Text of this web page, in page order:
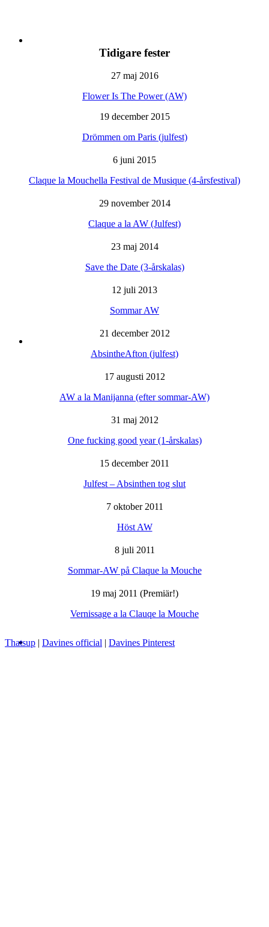
Tidigare fester
27 maj 2016
Flower Is The Power (AW)
19 december 2015
Drömmen om Paris (julfest)
6 juni 2015
Claque la Mouchella Festival de Musique (4-årsfestival)
29 november 2014
Claque a la AW (Julfest)
23 maj 2014
Save the Date (3-årskalas)
12 juli 2013
Sommar AW
21 december 2012
AbsintheAfton (julfest)
17 augusti 2012
AW a la Manijanna (efter sommar-AW)
31 maj 2012
One fucking good year (1-årskalas)
15 december 2011
Julfest – Absinthen tog slut
7 oktober 2011
Höst AW
8 juli 2011
Sommar-AW på Claque la Mouche
19 maj 2011 (Premiär!)
Vernissage a la Clauqe la Mouche
Thatsup | Davines official | Davines Pinterest